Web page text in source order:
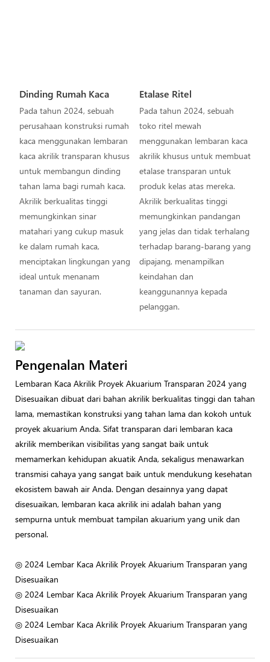
Dinding Rumah Kaca
Pada tahun 2024, sebuah
perusahaan konstruksi rumah
kaca menggunakan lembaran
kaca akrilik transparan khusus
untuk membangun dinding
tahan lama bagi rumah kaca.
Akrilik berkualitas tinggi
memungkinkan sinar
matahari yang cukup masuk
ke dalam rumah kaca,
menciptakan lingkungan yang
ideal untuk menanam
tanaman dan sayuran.
Etalase Ritel
Pada tahun 2024, sebuah
toko ritel mewah
menggunakan lembaran kaca
akrilik khusus untuk membuat
etalase transparan untuk
produk kelas atas mereka.
Akrilik berkualitas tinggi
memungkinkan pandangan
yang jelas dan tidak terhalang
terhadap barang-barang yang
dipajang, menampilkan
keindahan dan
keanggunannya kepada
pelanggan.
Pengenalan Materi
Lembaran Kaca Akrilik Proyek Akuarium Transparan 2024 yang
Disesuaikan dibuat dari bahan akrilik berkualitas tinggi dan tahan
lama, memastikan konstruksi yang tahan lama dan kokoh untuk
proyek akuarium Anda. Sifat transparan dari lembaran kaca
akrilik memberikan visibilitas yang sangat baik untuk
memamerkan kehidupan akuatik Anda, sekaligus menawarkan
transmisi cahaya yang sangat baik untuk mendukung kesehatan
ekosistem bawah air Anda. Dengan desainnya yang dapat
disesuaikan, lembaran kaca akrilik ini adalah bahan yang
sempurna untuk membuat tampilan akuarium yang unik dan
personal.
◎ 2024 Lembar Kaca Akrilik Proyek Akuarium Transparan yang
Disesuaikan
◎ 2024 Lembar Kaca Akrilik Proyek Akuarium Transparan yang
Disesuaikan
◎ 2024 Lembar Kaca Akrilik Proyek Akuarium Transparan yang
Disesuaikan